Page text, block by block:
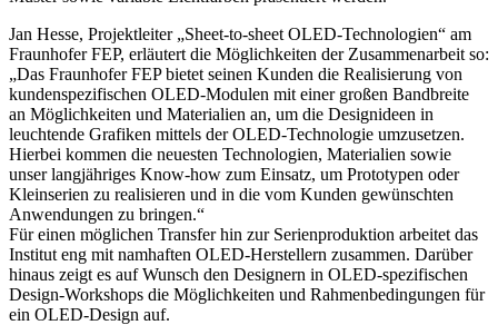
Jan Hesse, Projektleiter „Sheet-to-sheet OLED-Technologien“ am
Fraunhofer FEP, erläutert die Möglichkeiten der Zusammenarbeit so:
„Das Fraunhofer FEP bietet seinen Kunden die Realisierung von
kundenspezifischen OLED-Modulen mit einer großen Bandbreite
an Möglichkeiten und Materialien an, um die Designideen in
leuchtende Grafiken mittels der OLED-Technologie umzusetzen.
Hierbei kommen die neuesten Technologien, Materialien sowie
unser langjähriges Know-how zum Einsatz, um Prototypen oder
Kleinserien zu realisieren und in die vom Kunden gewünschten
Anwendungen zu bringen.“
Für einen möglichen Transfer hin zur Serienproduktion arbeitet das
Institut eng mit namhaften OLED-Herstellern zusammen. Darüber
hinaus zeigt es auf Wunsch den Designern in OLED-spezifischen
Design-Workshops die Möglichkeiten und Rahmenbedingungen für
ein OLED-Design auf.